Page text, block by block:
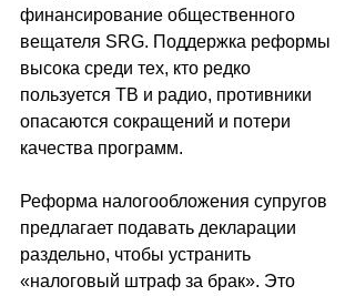
финансирование общественного
вещателя SRG. Поддержка реформы
высока среди тех, кто редко
пользуется ТВ и радио, противники
опасаются сокращений и потери
качества программ.
Реформа налогообложения супругов
предлагает подавать декларации
раздельно, чтобы устранить
«налоговый штраф за брак». Это